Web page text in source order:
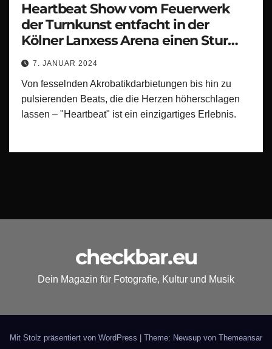
Heartbeat Show vom Feuerwerk
der Turnkunst entfacht in der
Kölner Lanxess Arena einen Sturm
der Begeisterung!
7. JANUAR 2024
Von fesselnden Akrobatikdarbietungen bis hin zu
pulsierenden Beats, die die Herzen höherschlagen
lassen – "Heartbeat" ist ein einzigartiges Erlebnis.
checkbar.eu
Dein Magazin für Fotografie, Kultur und Musik
Mit Stolz präsentiert von WordPress Theme: Newsup von Themeansar